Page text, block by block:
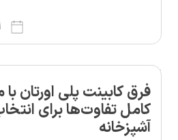
فرق کابینت پلی اورتان
کامل تفاوت‌ها برای
آشپزخانه